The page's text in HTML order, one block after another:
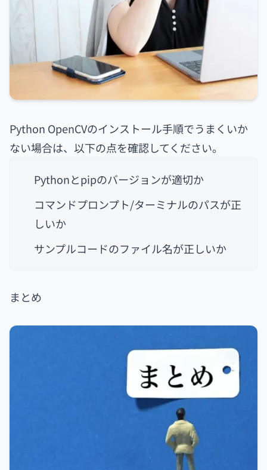
Python OpenCVのインストール手順でうまくいか
ない場合は、以下の点を確認してください。
Pythonとpipのバージョンが適切か
コマンドプロンプト/ターミナルのパスが正
しいか
サンプルコードのファイル名が正しいか
まとめ